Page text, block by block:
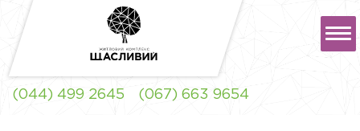
(044) 499 2645 (067) 663 9654